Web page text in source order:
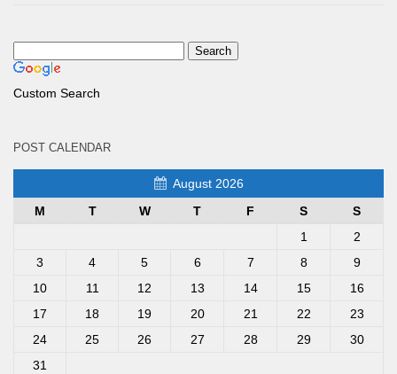
Custom Search
POST CALENDAR
August 2026
M
T W T F S
S
1
2
3
4 5 6 7 8
9
10
11 12 13 14 15
16
17
18 19 20 21 22
23
24
25 26 27 28 29
30
31